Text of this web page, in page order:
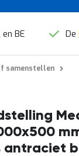
BE De
samenstellen
antraciet